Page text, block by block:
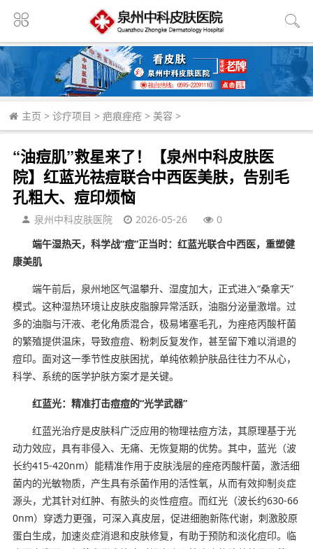
主页 > 诊疗项目 > 疤痕痤疮 > 美容 >
“油痘肌”救星来了！【泉州中科皮肤医
院】红蓝光祛痘联合中西医美肤，告别毛
孔粗大、痘印烦恼
泉州中科皮肤医院 2026-05-26
0
端午湿热天，科学战“痘”正当时：红蓝光联合中西医，重塑健
康美肌
端午前后，泉州地区气温攀升、湿度加大，正式进入“桑拿天”
模式。这种湿热环境让皮肤皮脂腺异常活跃，油脂分泌量激增。过
多的油脂与汗液、老化角质混合，极易堵塞毛孔，为痤疮丙酸杆菌
的繁殖提供温床，导致痘痘、粉刺反复发作，甚至留下难以消退的
痘印。面对这一季节性皮肤困扰，单纯依赖护肤品往往力不从心，
科学、系统的医学护肤方案才是关键。
红蓝光：精准打击痘痘的“光学武器”
红蓝光治疗是皮肤科广泛应用的物理祛痘方法，其原理基于光
动力效应，具有非侵入、无痛、无恢复期的优势。其中，蓝光（波
长约415-420nm）能精准作用于皮肤浅层的痤疮丙酸杆菌，激活细
菌内的光敏物质，产生具有杀菌作用的活性氧，从而有效抑制炎症
源头，尤其针对红肿、有脓头的炎性痘痘。而红光（波长约630-66
0nm）穿透力更强，可深入真皮层，促进细胞新陈代谢，刺激胶原
蛋白生成，加速炎症消退和皮肤修复，有助于预防和淡化痘印。临